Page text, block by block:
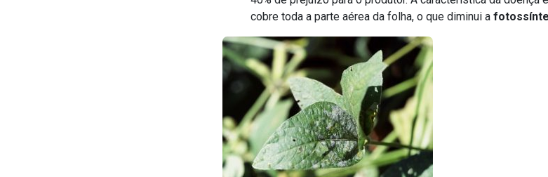
cobre toda a parte aérea da folha, o que diminui a